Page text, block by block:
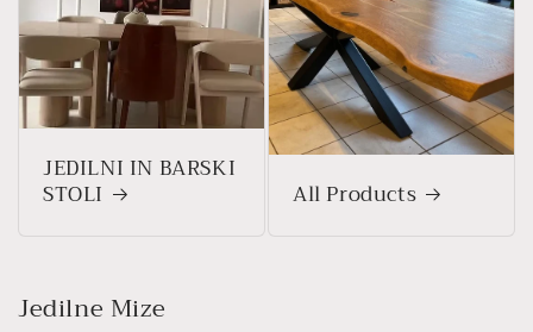
JEDILNI IN BARSKI
STOLI All Products
Jedilne Mize